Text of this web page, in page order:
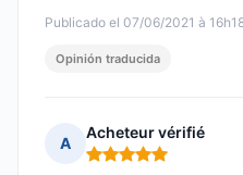
Publicado el 07/06/2021 à
Opinión traducida
A
Acheteur vérifié
Nota: 5 de 5